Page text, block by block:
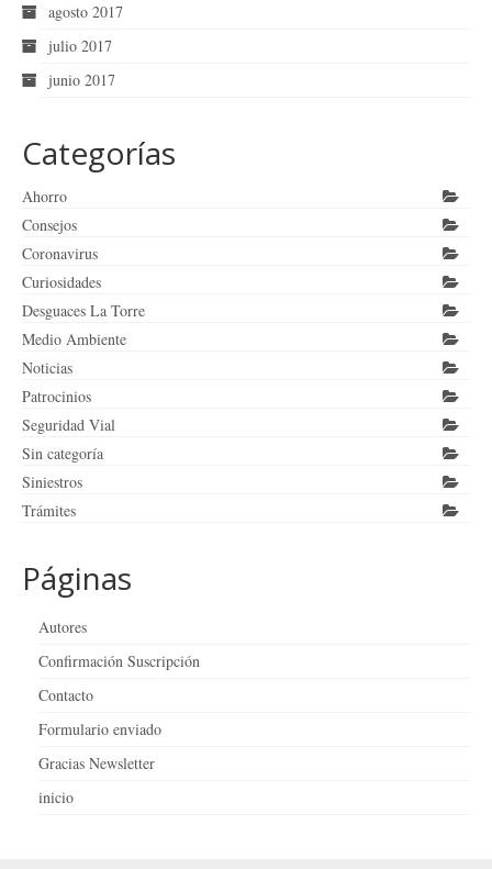
agosto 2017
julio 2017
junio 2017
Categorías
Ahorro
Consejos
Coronavirus
Curiosidades
Desguaces La Torre
Medio Ambiente
Noticias
Patrocinios
Seguridad Vial
Sin categoría
Siniestros
Trámites
Páginas
Autores
Confirmación Suscripción
Contacto
Formulario enviado
Gracias Newsletter
inicio